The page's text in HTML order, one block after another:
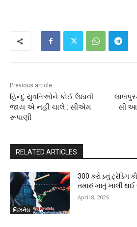
Previous article
હિન્દુ યુવતિઓને કોઈ ઉઠાવી
જાય એ નહીં ચાલે : સીએમ
રૂપાણી
RELATED ARTICLES
બિઝનેસ
300 કરોડનું ટ્રેડિંગ
તમારું ખાતું ખાલી
April 8, 2026